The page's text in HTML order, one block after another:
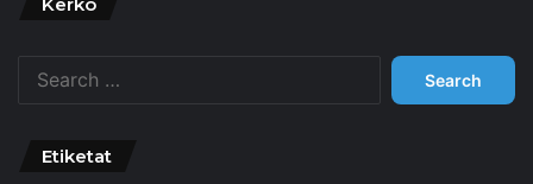
Search
Etiketat